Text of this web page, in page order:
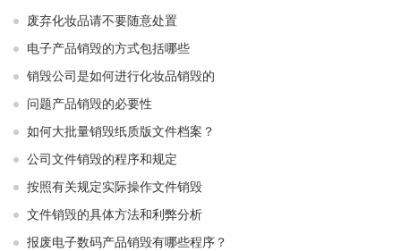
废弃化妆品请不要随意处置
电子产品销毁的方式包括哪些
销毁公司是如何进行化妆品销毁的
问题产品销毁的必要性
如何大批量销毁纸质版文件档案？
公司文件销毁的程序和规定
按照有关规定实际操作文件销毁
文件销毁的具体方法和利弊分析
报废电子数码产品销毁有哪些程序？